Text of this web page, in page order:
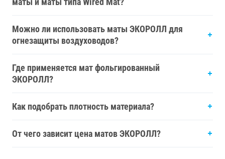
Можно ли использовать маты ЭКОРОЛЛ для
огнезащиты воздуховодов?
Где применяется мат фольгированный
ЭКОРОЛЛ?
Как подобрать плотность материала?
От чего зависит цена матов ЭКОРОЛЛ?